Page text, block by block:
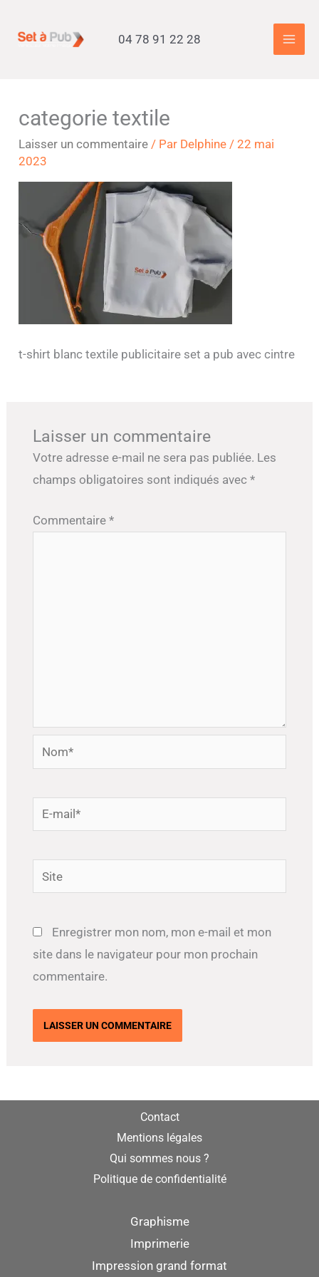
04 78 91 22 28
Accueil
categorie textile
Laisser un commentaire / Par Delphine/22 mai
2023
t-shirt blanc textile publicitaire set a pub avec cintre
Laisser un commentaire
Votre adresse e-mail ne sera pas publiée. Les
champs obligatoires sont indiqués avec *
Commentaire *
Nom*
mail*
Site
Enregistrer mon nom, mon e-mail et mon
site dans le navigateur pour mon prochain
commentaire.
Contact
Mentions légales
Qui sommes nous ?
Politique de confidentialité
Graphisme
Imprimerie
Impression grand format